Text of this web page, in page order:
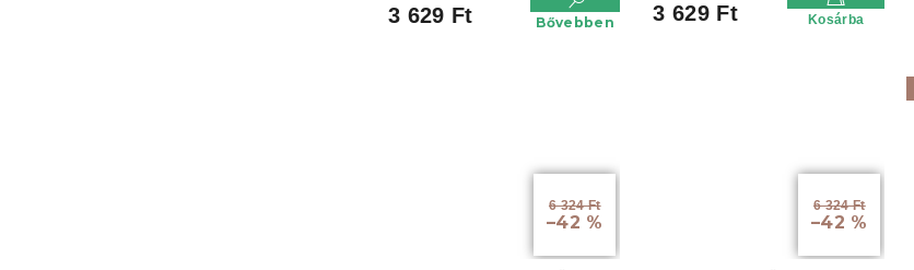
3 629 Ft Bővebben 3 629 Ft Kosárba
6 324 Ft
–42 %
6 324 Ft
–42 %